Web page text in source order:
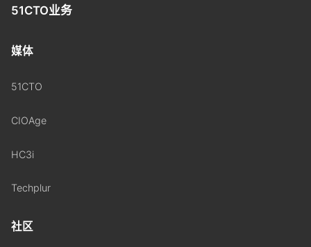
51CTO业务
媒体
51CTO
CIOAge
HC3i
Techplur
社区